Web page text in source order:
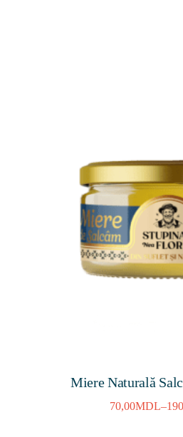
Miere Naturală
70,00MDL–